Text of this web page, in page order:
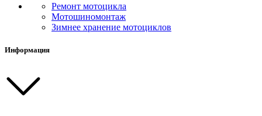
Ремонт мотоцикла
Мотошиномонтаж
Зимнее хранение мотоциклов
Информация